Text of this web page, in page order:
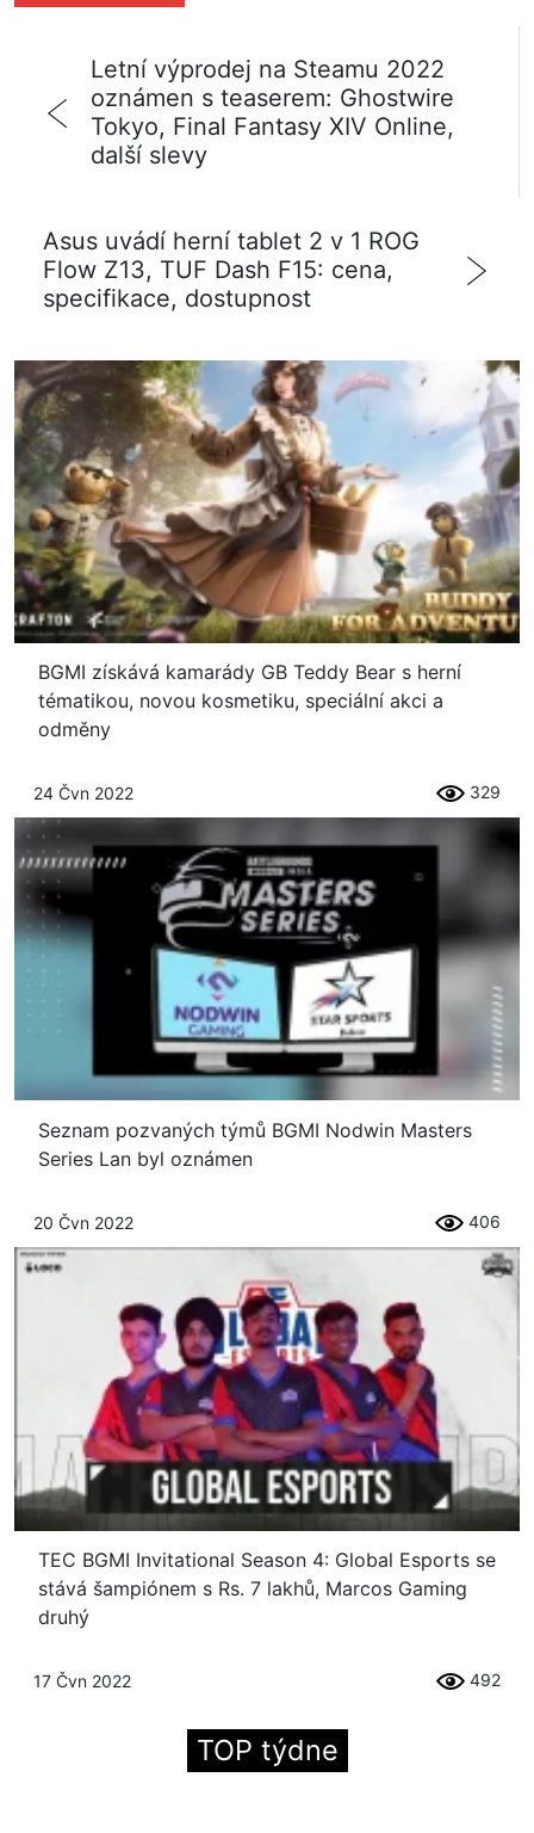
Letní výprodej na Steamu 2022
oznámen s teaserem: Ghostwire
Tokyo, Final Fantasy XIV Online,
další slevy
Asus uvádí herní tablet 2 v 1 ROG
Flow Z13, TUF Dash F15: cena,
specifikace, dostupnost
BGMI získává kamarády GB Teddy Bear s herní
tématikou, novou kosmetiku, speciální akci a
odměny
24 Čvn 2022 329
Seznam pozvaných týmů BGMI Nodwin Masters
Series Lan byl oznámen
20 Čvn 2022 406
TEC BGMI Invitational Season 4: Global Esports se
stává šampiónem s Rs. 7 lakhů, Marcos Gaming
druhý
17 Čvn 2022 492
TOP týdne